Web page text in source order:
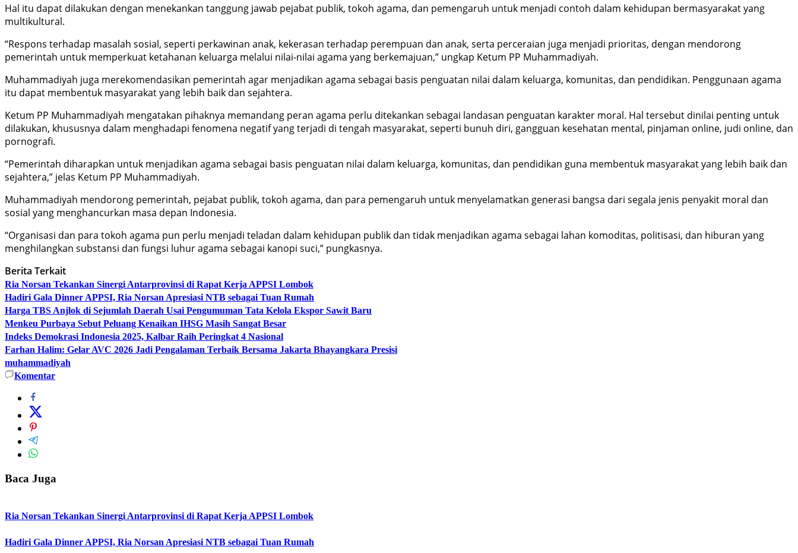
Hal itu dapat dilakukan dengan menekankan tanggung jawab pejabat publik, tokoh agama, dan pemengaruh untuk menjadi contoh dalam kehidupan bermasyarakat yang
multikultural.
“Respons terhadap masalah sosial, seperti perkawinan anak, kekerasan terhadap perempuan dan anak, serta perceraian juga menjadi prioritas, dengan mendorong
pemerintah untuk memperkuat ketahanan keluarga melalui nilai-nilai agama yang berkemajuan,” ungkap Ketum PP Muhammadiyah.
Muhammadiyah juga merekomendasikan pemerintah agar menjadikan agama sebagai basis penguatan nilai dalam keluarga, komunitas, dan pendidikan. Penggunaan agama
itu dapat membentuk masyarakat yang lebih baik dan sejahtera.
Ketum PP Muhammadiyah mengatakan pihaknya memandang peran agama perlu ditekankan sebagai landasan penguatan karakter moral. Hal tersebut dinilai penting untuk
dilakukan, khususnya dalam menghadapi fenomena negatif yang terjadi di tengah masyarakat, seperti bunuh diri, gangguan kesehatan mental, pinjaman online, judi online, dan
pornografi.
“Pemerintah diharapkan untuk menjadikan agama sebagai basis penguatan nilai dalam keluarga, komunitas, dan pendidikan guna membentuk masyarakat yang lebih baik dan
sejahtera,” jelas Ketum PP Muhammadiyah.
Muhammadiyah mendorong pemerintah, pejabat publik, tokoh agama, dan para pemengaruh untuk menyelamatkan generasi bangsa dari segala jenis penyakit moral dan
sosial yang menghancurkan masa depan Indonesia.
“Organisasi dan para tokoh agama pun perlu menjadi teladan dalam kehidupan publik dan tidak menjadikan agama sebagai lahan komoditas, politisasi, dan hiburan yang
menghilangkan substansi dan fungsi luhur agama sebagai kanopi suci,” pungkasnya.
Berita Terkait
Ria Norsan Tekankan Sinergi Antarprovinsi di Rapat Kerja APPSI Lombok
Hadiri Gala Dinner APPSI, Ria Norsan Apresiasi NTB sebagai Tuan Rumah
Harga TBS Anjlok di Sejumlah Daerah Usai Pengumuman Tata Kelola Ekspor Sawit Baru
Menkeu Purbaya Sebut Peluang Kenaikan IHSG Masih Sangat Besar
Indeks Demokrasi Indonesia 2025, Kalbar Raih Peringkat 4 Nasional
Farhan Halim: Gelar AVC 2026 Jadi Pengalaman Terbaik Bersama Jakarta Bhayangkara Presisi
muhammadiyah
Komentar
Baca Juga
Ria Norsan Tekankan Sinergi Antarprovinsi di Rapat Kerja APPSI Lombok
Hadiri Gala Dinner APPSI, Ria Norsan Apresiasi NTB sebagai Tuan Rumah